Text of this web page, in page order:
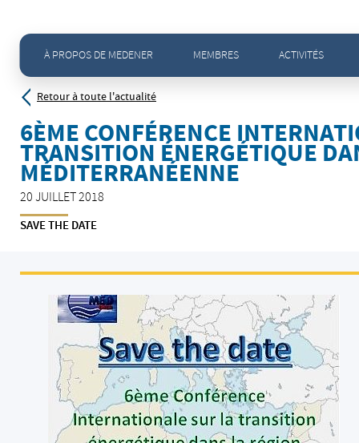
À PROPOS DE MEDENER MEMBRES ACTIVITÉS
Accueil> Actualités - Toute l'actualité> 6ème Conférence Internationale de MEDENER sur la
Retour à toute l'actualité
6ÈME CONFÉRENCE
TRANSITION ÉNERGÉTIQUE
MÉDITERRANÉENNE
20 JUILLET 2018
SAVE THE DATE